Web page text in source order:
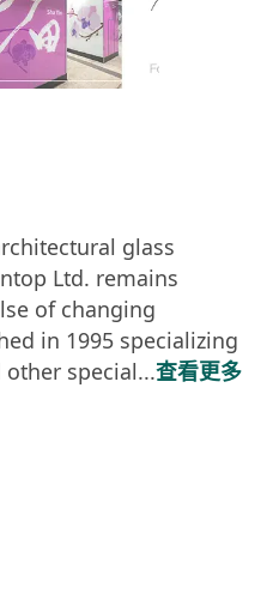
glass
Ltd. remains
of changing
in 1995 specializing
special...查看更多